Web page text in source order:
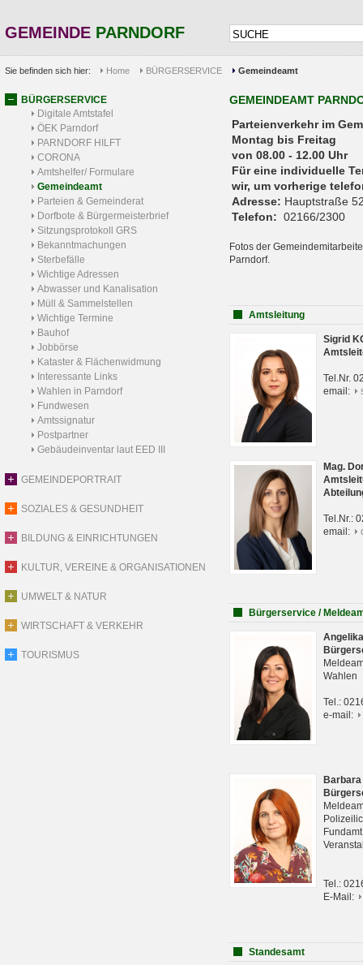
GEMEINDE PARNDORF
Sie befinden sich hier: Home BÜRGERSERVICE Gemeindeamt
BÜRGERSERVICE
Digitale Amtstafel
ÖEK Parndorf
PARNDORF HILFT
CORONA
Amtshelfer/ Formulare
Gemeindeamt
Parteien & Gemeinderat
Dorfbote & Bürgermeisterbrief
Sitzungsprotokoll GRS
Bekanntmachungen
Sterbefälle
Wichtige Adressen
Abwasser und Kanalisation
Müll & Sammelstellen
Wichtige Termine
Bauhof
Jobbörse
Kataster & Flächenwidmung
Interessante Links
Wahlen in Parndorf
Fundwesen
Amtssignatur
Postpartner
Gebäudeinventar laut EED III
GEMEINDEPORTRAIT
SOZIALES & GESUNDHEIT
BILDUNG & EINRICHTUNGEN
KULTUR, VEREINE & ORGANISATIONEN
UMWELT & NATUR
WIRTSCHAFT & VERKEHR
TOURISMUS
GEMEINDEAMT
Parteienverkehr
Montag bis Freitag
von 08.00 - 12.00 Uhr
Für eine individuelle
wir, um vorherige
Adresse: Hauptstraße
Telefon: 02166/2300
Fotos der
Parndorf.
Amtsleitung
Sigrid
Tel.Nr.
email:
Mag.
Tel.Nr.:
email:
Bürgerservice /
Wahlen
Tel.:
e-mail:
Tel.:
E-Mail:
Standesamt